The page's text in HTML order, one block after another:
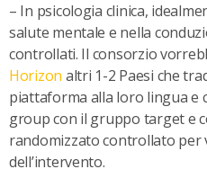
– In psicologia clinica,
salute mentale e nella
controllati. Il consorzio
Horizon altri 1-2 Paesi che
piattaforma alla loro lingua e
group con il gruppo target e
randomizzato controllato per
dell’intervento.